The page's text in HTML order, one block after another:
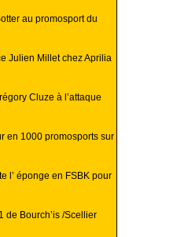
au promosport du
Julien Millet chez Aprilia
Cluze à l’attaque
en 1000 promosports sur
l’ éponge en FSBK pour
de Bourch’is /Scellier